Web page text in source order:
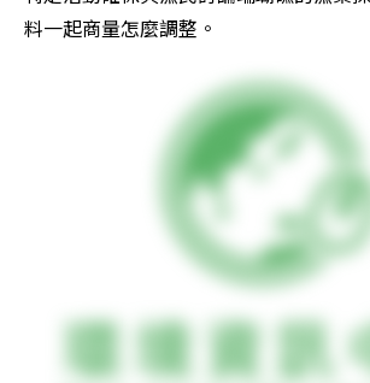
料一起商量怎麼調整。